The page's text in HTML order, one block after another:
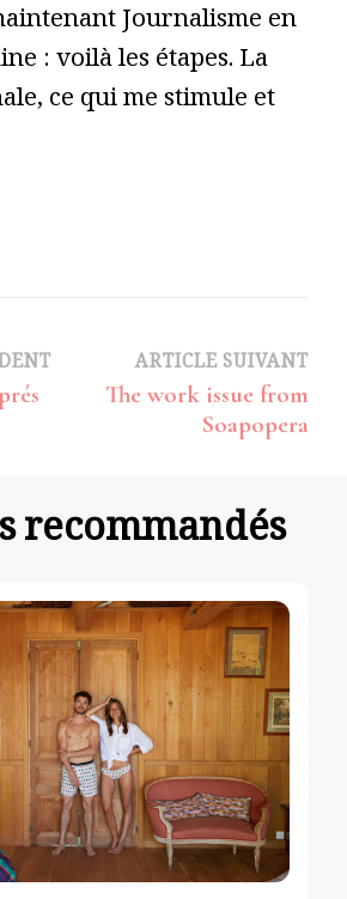
Journalisme en
: voilà les étapes. La
ce qui me stimule et
ARTICLE SUIVANT
The work issue from
Soapopera
recommandés